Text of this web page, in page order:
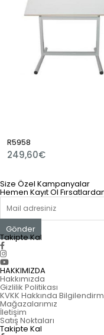
R5958
249,60€
Size Özel Kampanyalar
Hemen Kayıt Ol
Gönder
Takipte Kal
HAKKIMIZDA
Hakkımızda
Gizlilik Politikası
KVKK Hakkında
Mağazalarımız
İletişim
Satış Noktaları
Takipte Kal